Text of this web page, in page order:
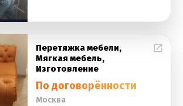
Перетяжка мебели,
Мягкая мебель,
Изготовление
По договорённости
Москва